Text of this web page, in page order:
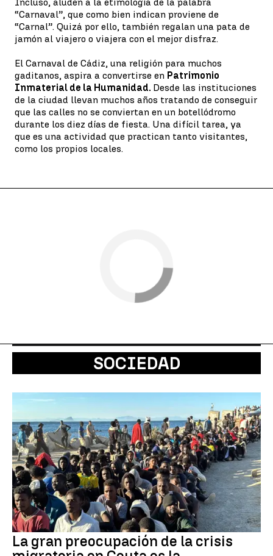
“Carnaval”, que como bien indican proviene de
“Carnal”. Quizá por ello, también regalan una pata de
jamón al viajero o viajera con el mejor disfraz.
El Carnaval de Cádiz, una religión para muchos
gaditanos, aspira a convertirse en Patrimonio
Inmaterial de la Humanidad. Desde las instituciones
de la ciudad llevan muchos años tratando de conseguir
que las calles no se conviertan en un botellódromo
durante los diez días de fiesta. Una difícil tarea, ya
que es una actividad que practican tanto visitantes,
como los propios locales.
SOCIEDAD
La gran preocupación de la crisis